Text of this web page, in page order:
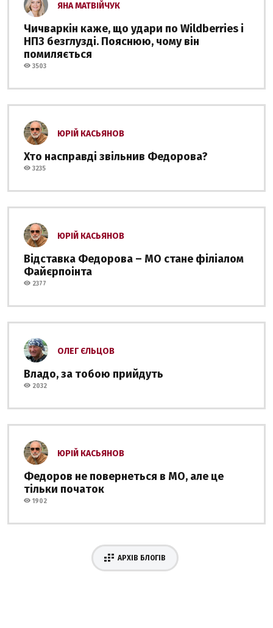
ЯНА МАТВІЙЧУК
Чичваркін каже, що удари по Wildberries і
НПЗ безглузді. Пояснюю, чому він
помиляється
3503
ЮРІЙ КАСЬЯНОВ
Хто насправді звільнив Федорова?
3235
ЮРІЙ КАСЬЯНОВ
Відставка Федорова – МО стане філіалом
Файєрпоінта
2377
ОЛЕГ ЄЛЬЦОВ
Владо, за тобою прийдуть
2032
ЮРІЙ КАСЬЯНОВ
Федоров не повернеться в МО, але це
тільки початок
1902
АРХІВ БЛОГІВ